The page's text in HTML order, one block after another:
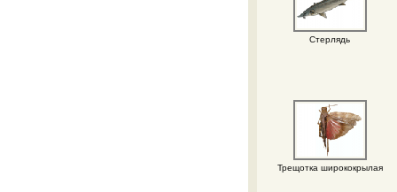
Стерлядь
Трещотка ширококрылая